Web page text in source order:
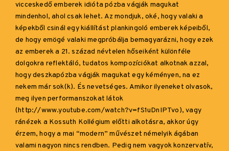
vicceskedő emberek idióta pózba vágják magukat
mindenhol, ahol csak lehet. Az mondjuk, oké, hogy valaki a
képekből csinál egy kiállítást plankingoló emberek képeiből,
de hogy emögé valaki megpróbálja bemagyarázni, hogy ezek
az emberek a 21. század névtelen hőseiként különféle
dolgokra reflektáló, tudatos kompozíciókat alkotnak azzal,
hogy deszkapózba vágják magukat egy kéményen, na ez
nekem már sok(k). És nevetséges. Amikor ilyeneket olvasok,
meg ilyen performanszokat látok
(http://www.youtube.com/watch?v=fS1uDnIPTvo), vagy
ránézek a Kossuth Kollégium előtti alkotásra, akkor úgy
érzem, hogy a mai “modern” művészet némelyik ágában
valami nagyon nincs rendben. Pedig nem vagyok konzervatív,